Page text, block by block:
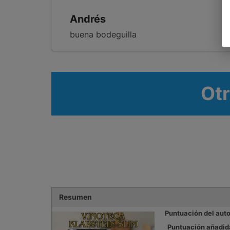
Andrés
buena bodeguilla
Resumen
Puntuación del
Puntuación